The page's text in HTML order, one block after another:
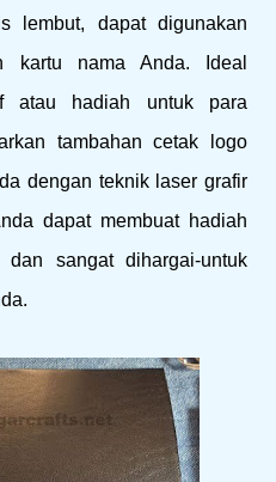
lembut, dapat digunakan
kartu nama Anda. Ideal
atau hadiah untuk para
tambahan cetak logo
dengan teknik laser grafir
dapat membuat hadiah
sangat dihargai-untuk